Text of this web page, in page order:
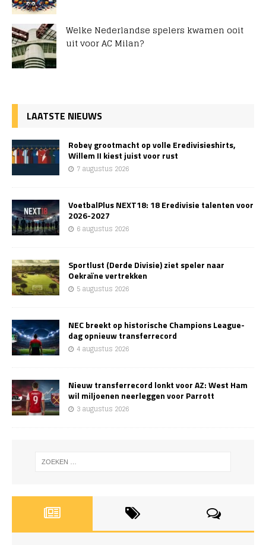
Welke Nederlandse spelers kwamen ooit
uit voor AC Milan?
LAATSTE NIEUWS
Robey grootmacht op volle Eredivisieshirts,
Willem II kiest juist voor rust
7 augustus 2026
VoetbalPlus NEXT18: 18 Eredivisie talenten voor
2026-2027
6 augustus 2026
Sportlust (Derde Divisie) ziet speler naar
Oekraïne vertrekken
5 augustus 2026
NEC breekt op historische Champions League-
dag opnieuw transferrecord
4 augustus 2026
Nieuw transferrecord lonkt voor AZ: West Ham
wil miljoenen neerleggen voor Parrott
3 augustus 2026